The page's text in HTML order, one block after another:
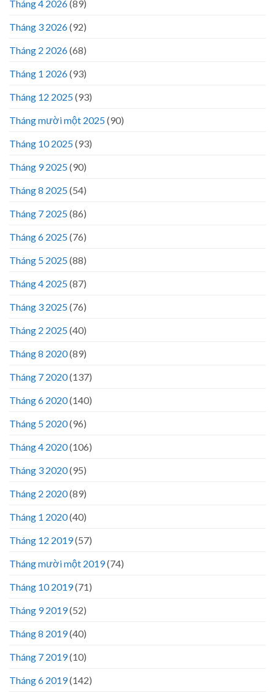
Tháng 4 2026(89)
Tháng 3 2026(92)
Tháng 2 2026(68)
Tháng 1 2026(93)
Tháng 12 2025(93)
Tháng mười một 2025(90)
Tháng 10 2025(93)
Tháng 9 2025(90)
Tháng 8 2025(54)
Tháng 7 2025(86)
Tháng 6 2025(76)
Tháng 5 2025(88)
Tháng 4 2025(87)
Tháng 3 2025(76)
Tháng 2 2025(40)
Tháng 8 2020(89)
Tháng 7 2020(137)
Tháng 6 2020(140)
Tháng 5 2020(96)
Tháng 4 2020(106)
Tháng 3 2020(95)
Tháng 2 2020(89)
Tháng 1 2020(40)
Tháng 12 2019(57)
Tháng mười một 2019(74)
Tháng 10 2019(71)
Tháng 9 2019(52)
Tháng 8 2019(40)
Tháng 7 2019(10)
Tháng 6 2019(142)